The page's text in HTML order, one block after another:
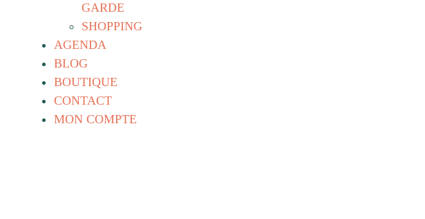
GARDE
SHOPPING
AGENDA
BLOG
BOUTIQUE
CONTACT
MON COMPTE